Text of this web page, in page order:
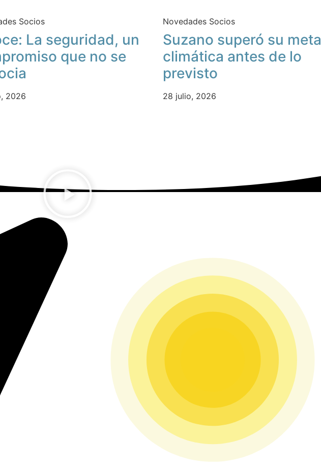
Socios
La seguridad, un
que no se
2026
Novedades Socios
Suzano superó su meta
climática antes de lo
previsto
28 julio, 2026